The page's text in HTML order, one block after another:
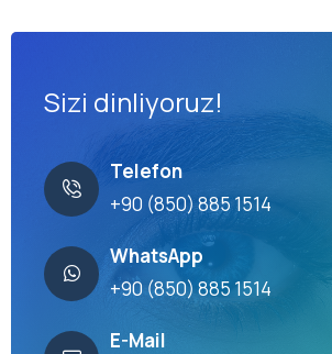
Sizi dinliyoruz!
Telefon
+90 (850) 885 1514
WhatsApp
+90 (850) 885 1514
E-Mail